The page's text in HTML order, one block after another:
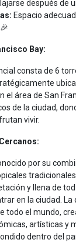
después de
Espacio
Bay:
consta de 6
el área de San
de la ciudad,
vivir.
por su
y llena de
en la ciudad. La
todo el mundo,
artísticas y
dentro del